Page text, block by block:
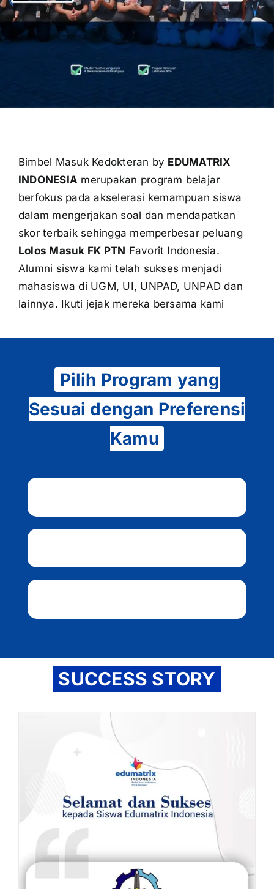
OUR PROGRAM
CONTACT US
Bimbel Masuk Kedokteran by EDUMATRIX
INDONESIA merupakan program belajar
berfokus pada akselerasi kemampuan siswa
dalam mengerjakan soal dan mendapatkan
skor terbaik sehingga memperbesar peluang
Lolos Masuk FK PTN Favorit Indonesia.
Alumni siswa kami telah sukses menjadi
mahasiswa di UGM, UI, UNPAD, UNPAD dan
lainnya. Ikuti jejak mereka bersama kami
Pilih Program yang
Sesuai dengan Preferensi
Kamu
SUCCESS STORY